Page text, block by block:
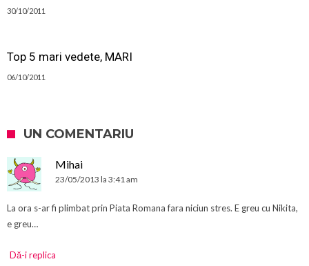
30/10/2011
Top 5 mari vedete, MARI
06/10/2011
UN COMENTARIU
Mihai
23/05/2013 la 3:41 am
La ora s-ar fi plimbat prin Piata Romana fara niciun stres. E greu cu Nikita,
e greu…
Dă-i replica